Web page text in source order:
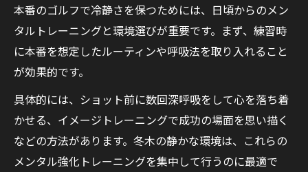
本番のゴルフで冷静さを保つためには、日頃からのメン
タルトレーニングと環境選びが重要です。まず、練習時
に本番を想定したルーティンや呼吸法を取り入れること
が効果的です。
具体的には、ショット前に数回深呼吸をして心を落ち着
かせる、イメージトレーニングで成功の場面を思い描く
などの方法があります。冬木の静かな環境は、これらの
メンタル強化トレーニングを集中して行うのに最適で